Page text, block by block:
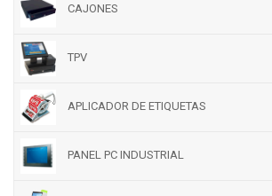
CAJONES
TPV
APLICADOR DE ETIQUETAS
PANEL PC INDUSTRIAL